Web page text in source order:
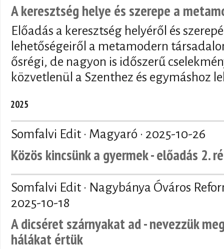
A keresztség helye és szerepe a
Előadás a keresztség helyéről és
lehetőségeiről a metamodern
ősrégi, de nagyon is időszerű
közvetlenül a Szenthez és egymáshoz
2025
Somfalvi Edit · Magyaró · 2025-10-26
Közös kincsünk a gyermek - előadás 2.
Somfalvi Edit · Nagybánya Óváros
2025-10-18
A dicséret szárnyakat ad - nevezzük
hálákat értük